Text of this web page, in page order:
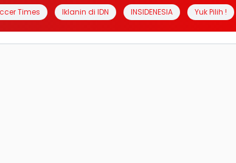
Times Iklanin di IDN INSIDENESIA Yuk Pilih !